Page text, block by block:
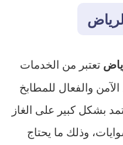
تعتبر من الخدمات
والفعال للمطابخ
بشكل كبير على الغاز
وذلك ما يحتاج